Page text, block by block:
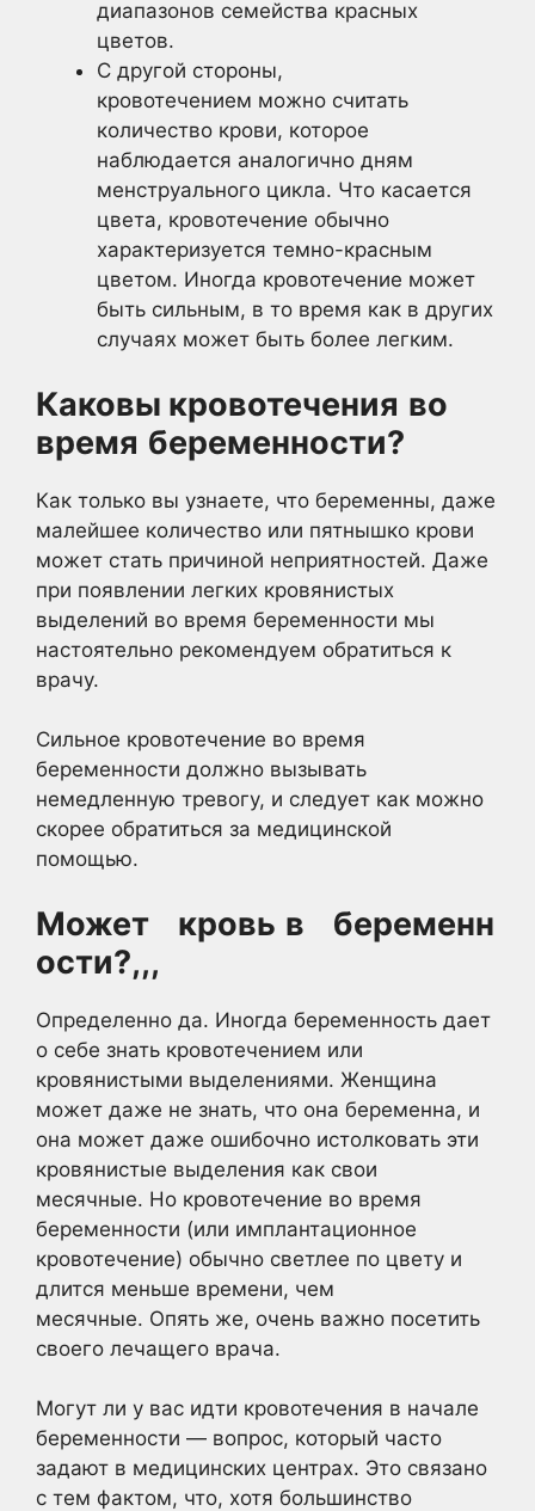
диапазонов семейства красных
цветов.
С другой стороны,
кровотечением можно считать
количество крови, которое
наблюдается аналогично дням
менструального цикла. Что касается
цвета, кровотечение обычно
характеризуется темно-красным
цветом. Иногда кровотечение может
быть сильным, в то время как в других
случаях может быть более легким.
Каковы кровотечения во
время беременности?
Как только вы узнаете, что беременны, даже
малейшее количество или пятнышко крови
может стать причиной неприятностей. Даже
при появлении легких кровянистых
выделений во время беременности мы
настоятельно рекомендуем обратиться к
врачу.
Сильное кровотечение во время
беременности должно вызывать
немедленную тревогу, и следует как можно
скорее обратиться за медицинской
помощью.
Может кровь в
беременн
ости?,,,
Определенно да. Иногда беременность дает
о себе знать кровотечением или
кровянистыми выделениями. Женщина
может даже не знать, что она беременна, и
она может даже ошибочно истолковать эти
кровянистые выделения как свои
месячные. Но кровотечение во время
беременности (или имплантационное
кровотечение) обычно светлее по цвету и
длится меньше времени, чем
месячные. Опять же, очень важно посетить
своего лечащего врача.
Могут ли у вас идти кровотечения в начале
беременности — вопрос, который часто
задают в медицинских центрах. Это связано
с тем фактом, что, хотя большинство